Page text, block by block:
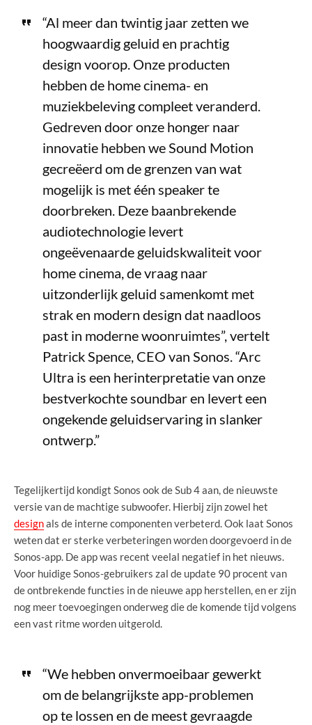
“Al meer dan twintig jaar zetten we
hoogwaardig geluid en prachtig
design voorop. Onze producten
hebben de home cinema- en
muziekbeleving compleet veranderd.
Gedreven door onze honger naar
innovatie hebben we Sound Motion
gecreëerd om de grenzen van wat
mogelijk is met één speaker te
doorbreken. Deze baanbrekende
audiotechnologie levert
ongeëvenaarde geluidskwaliteit voor
home cinema, de vraag naar
uitzonderlijk geluid samenkomt met
strak en modern design dat naadloos
past in moderne woonruimtes”, vertelt
Patrick Spence, CEO van Sonos. “Arc
Ultra is een herinterpretatie van onze
bestverkochte soundbar en levert een
ongekende geluidservaring in slanker
ontwerp.”
Tegelijkertijd kondigt Sonos ook de Sub 4 aan, de nieuwste
versie van de machtige subwoofer. Hierbij zijn zowel het
designals de interne componenten verbeterd. Ook laat Sonos
weten dat er sterke verbeteringen worden doorgevoerd in de
Sonos-app. De app was recent veelal negatief in het nieuws.
Voor huidige Sonos-gebruikers zal de update 90 procent van
de ontbrekende functies in de nieuwe app herstellen, en er zijn
nog meer toevoegingen onderweg die de komende tijd volgens
een vast ritme worden uitgerold.
“We hebben onvermoeibaar gewerkt
om de belangrijkste app-problemen
op te lossen en de meest gevraagde